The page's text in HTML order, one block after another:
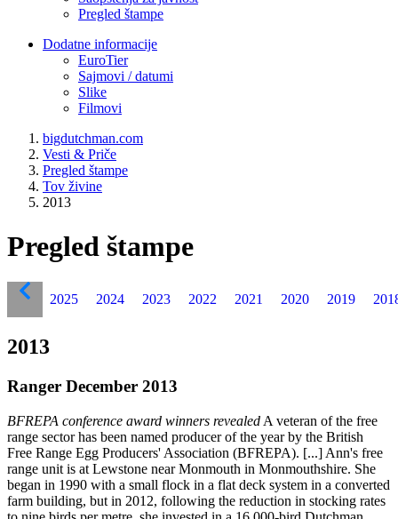
Pregled štampe
Dodatne informacije
EuroTier
Sajmovi / datumi
Slike
Filmovi
bigdutchman.com
Vesti & Priče
Pregled štampe
Tov živine
2013
Pregled štampe
2025 2024 2023 2022 2021 2020 2019
2013
Ranger December 2013
BFREPA conference award winners revealed A veteran of the free
range sector has been named producer of the year by the British
Free Range Egg Producers' Association (BFREPA). [...] Ann's free
range unit is at Lewstone near Monmouth in Monmouthshire. She
began in 1990 with a small flock in a flat deck system in a converted
farm building, but in 2012, following the reduction in stocking rates